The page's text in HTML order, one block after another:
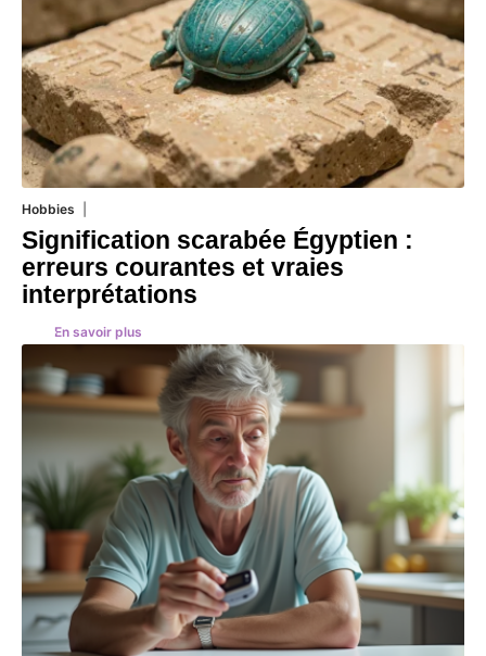
Hobbies
Signification scarabée Égyptien :
erreurs courantes et vraies
interprétations
En savoir plus